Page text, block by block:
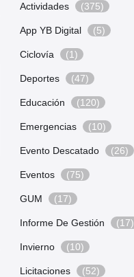
Actividades (375)
App YB Digital (5)
Ciclovía (1)
Deportes (47)
Educación (120)
Emergencias (10)
Evento Descatado (26)
Eventos (75)
GUM (17)
Informe De Gestión (17)
Invierno (10)
Licitaciones (52)